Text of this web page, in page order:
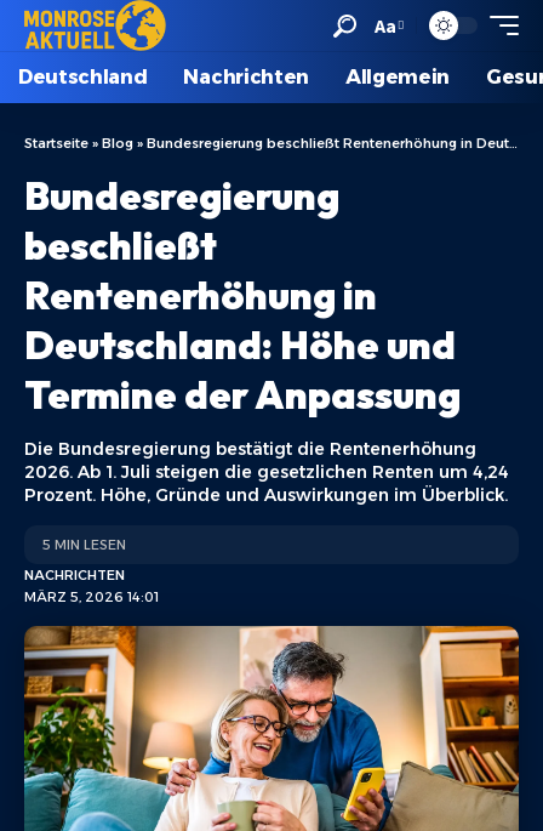
Aa
Deutschland Nachrichten Allgemein
Startseite » Blog » Bundesregierung beschließt Rentenerhöhung in Deutschland: Höhe und Termine der Anpassung
Bundesregierung
beschließt
Rentenerhöhung in
Deutschland: Höhe und
Termine der Anpassung
Die Bundesregierung bestätigt die Rentenerhöhung
2026. Ab 1. Juli steigen die gesetzlichen Renten um 4,24
Prozent. Höhe, Gründe und Auswirkungen im Überblick.
MÄRZ 5, 2026 14:01
NACHRICHTEN
5 MIN LESEN